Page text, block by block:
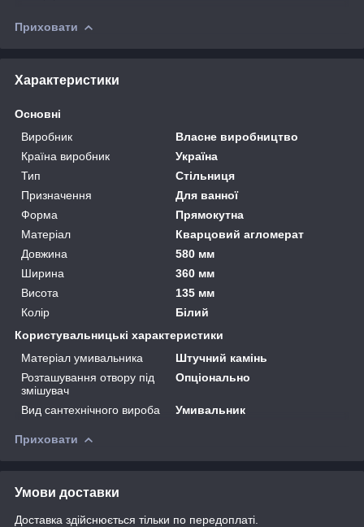
Приховати
Характеристики
Основні
Виробник
Власне виробництво
Країна виробник
Україна
Тип
Стільниця
Призначення
Для ванної
Форма
Прямокутна
Матеріал
Кварцовий агломерат
Довжина
580 мм
Ширина
360 мм
Висота
135 мм
Колір
Білий
Користувальницькі характеристики
Матеріал умивальника
Штучний камінь
Розташування отвору під
змішувач
Опціонально
Вид сантехнічного вироба Умивальник
Приховати
Умови доставки
Доставка здійснюється тільки по передоплаті.